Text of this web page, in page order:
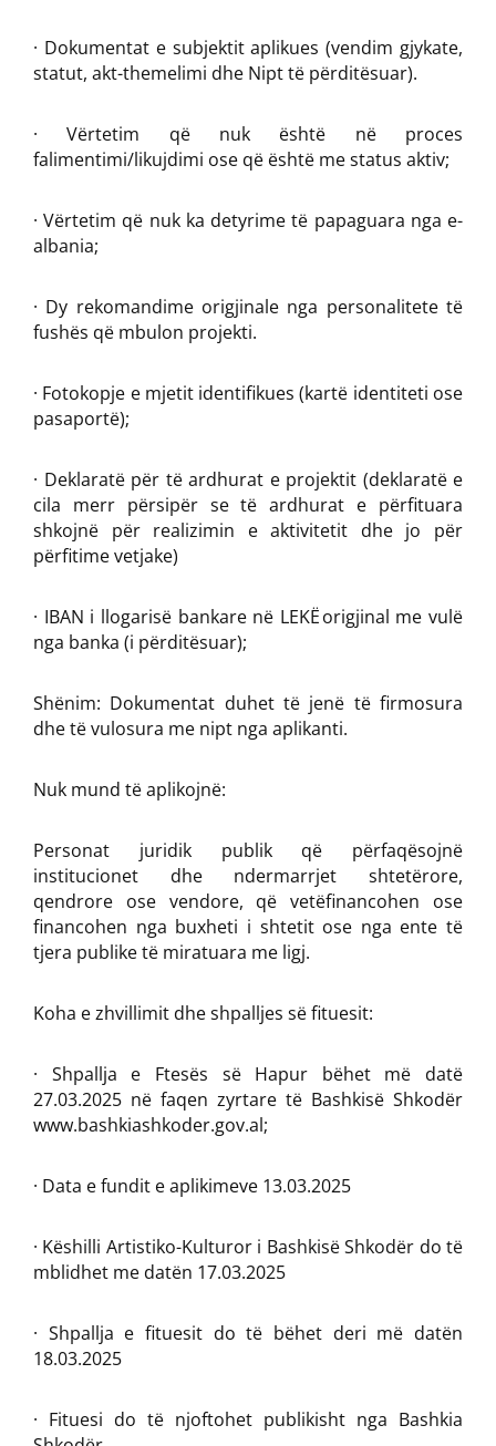
· Dokumentat e subjektit aplikues (vendim gjykate,
statut, akt-themelimi dhe Nipt të përditësuar).
· Vërtetim që nuk është në proces
falimentimi/likujdimi ose që është me status aktiv;
· Vërtetim që nuk ka detyrime të papaguara nga e-
albania;
· Dy rekomandime origjinale nga personalitete të
fushës që mbulon projekti.
· Fotokopje e mjetit identifikues (kartë identiteti ose
pasaportë);
· Deklaratë për të ardhurat e projektit (deklaratë e
cila merr përsipër se të ardhurat e përfituara
shkojnë për realizimin e aktivitetit dhe jo për
përfitime vetjake)
· IBAN i llogarisë bankare në LEKË origjinal me vulë
nga banka (i përditësuar);
Shënim: Dokumentat duhet të jenë të firmosura
dhe të vulosura me nipt nga aplikanti.
Nuk mund të aplikojnë:
Personat juridik publik që përfaqësojnë
institucionet dhe ndermarrjet shtetërore,
qendrore ose vendore, që vetëfinancohen ose
financohen nga buxheti i shtetit ose nga ente të
tjera publike të miratuara me ligj.
Koha e zhvillimit dhe shpalljes së fituesit:
· Shpallja e Ftesës së Hapur bëhet më datë
27.03.2025 në faqen zyrtare të Bashkisë Shkodër
www.bashkiashkoder.gov.al;
· Data e fundit e aplikimeve 13.03.2025
· Këshilli Artistiko-Kulturor i Bashkisë Shkodër do të
mblidhet me datën 17.03.2025
· Shpallja e fituesit do të bëhet deri më datën
18.03.2025
· Fituesi do të njoftohet publikisht nga Bashkia